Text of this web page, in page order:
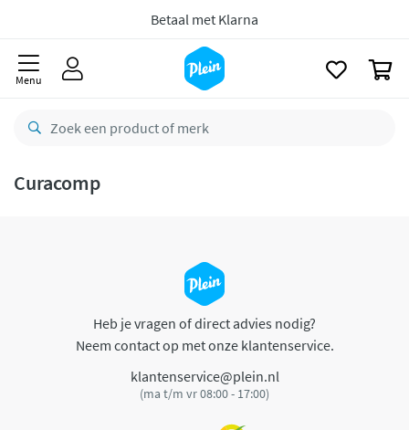
Betaal met Klarna
Menu
Curacomp
Heb je vragen of direct advies nodig?
Neem contact op met onze klantenservice.
klantenservice@plein.nl
(ma t/m vr 08:00 - 17:00)